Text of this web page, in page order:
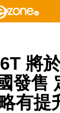
將
發售
有提